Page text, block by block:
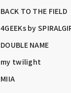
BACK TO THE FIELD
4GEEKs by
DOUBLE NAME
my twilight
MIIA